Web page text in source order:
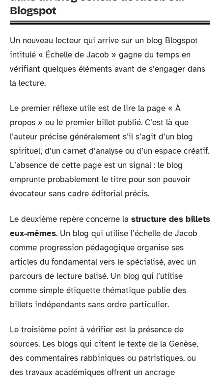
Blogspot
Un nouveau lecteur qui arrive sur un blog Blogspot
intitulé « Échelle de Jacob » gagne du temps en
vérifiant quelques éléments avant de s’engager dans
la lecture.
Le premier réflexe utile est de lire la page « À
propos » ou le premier billet publié. C’est là que
l’auteur précise généralement s’il s’agit d’un blog
spirituel, d’un carnet d’analyse ou d’un espace créatif.
L’absence de cette page est un signal : le blog
emprunte probablement le titre pour son pouvoir
évocateur sans cadre éditorial précis.
Le deuxième repère concerne la structure des billets
eux-mêmes. Un blog qui utilise l’échelle de Jacob
comme progression pédagogique organise ses
articles du fondamental vers le spécialisé, avec un
parcours de lecture balisé. Un blog qui l’utilise
comme simple étiquette thématique publie des
billets indépendants sans ordre particulier.
Le troisième point à vérifier est la présence de
sources. Les blogs qui citent le texte de la Genèse,
des commentaires rabbiniques ou patristiques, ou
des travaux académiques offrent un ancrage